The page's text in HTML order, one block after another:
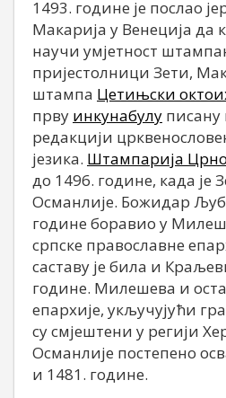
1493. године је послао
Макарија у Венеција да
научи умјетност
пријестолници Зети,
штампа Цетињски
прву инкунабулу писану
редакцији
језика. Штампарија
до 1496. године, када је
Османлије. Божидар
године боравио у
српске православне
саставу је била и
године. Милешева и
епархије, укључујући
су смјештени у регији
Османлије постепено
и 1481. године.